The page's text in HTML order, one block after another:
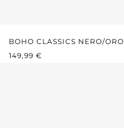
BOHO CLASSICS NERO/ORO
PREZZO NORMALE:
149,99 €